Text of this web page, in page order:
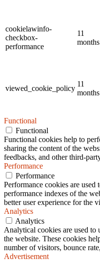
cookielawinfo-
checkbox-
performance
11
months
viewed_cookie_policy
11
months
Functional
Functional
Functional cookies help to
sharing the content of the
feedbacks, and other third-
Performance
Performance
Performance cookies are used
performance indexes of the
better user experience for the
Analytics
Analytics
Analytical cookies are used
the website. These cookies
number of visitors, bounce
Advertisement